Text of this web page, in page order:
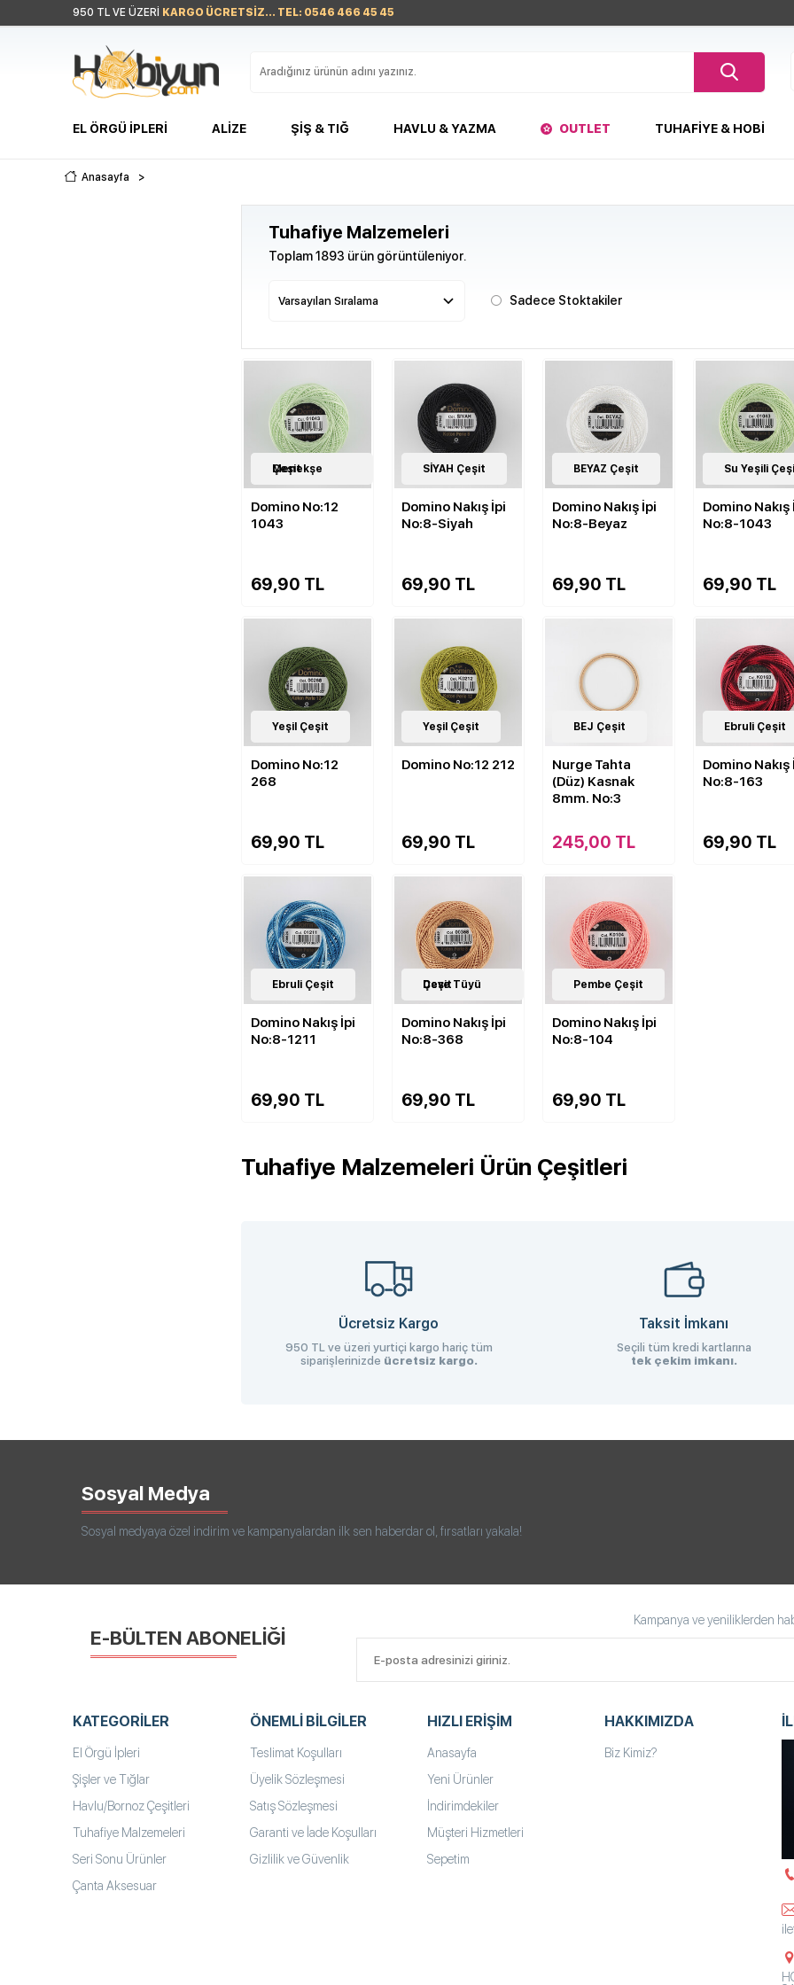
950 TL VE ÜZERİ KARGO ÜCRETSİZ... TEL: 0546 466 45 45
EL ÖRGÜ İPLERI ALIZE ŞIŞ & TIĞ HAVLU & YAZMA OUTLET TUHAFIYE & HOBI
Anasayfa >
Tuhafiye Malzemeleri
Toplam 1893 ürün görüntüleniyor.
Sadece Stoktakiler
143Çeşit
Menekşe Çeşit
Domino No:12
1043
69,90 TL
143Çeşit
SİYAH Çeşit
Domino Nakış İpi
No:8-Siyah
69,90 TL
143Çeşit
BEYAZ Çeşit
Domino Nakış İpi
No:8-Beyaz
69,90 TL
143Çeşit
Su Yeşili
Domino Nakış
No:8-1043
69,90 TL
143Çeşit
Yeşil Çeşit
Domino No:12
268
69,90 TL
143Çeşit
Yeşil Çeşit
Domino No:12 212
69,90 TL
7Çeşit
BEJ Çeşit
Nurge Tahta
(Düz) Kasnak
8mm. No:3
245,00 TL
143Çeşit
Ebruli Çeşit
Domino Nakış
No:8-163
69,90 TL
143Çeşit
Ebruli Çeşit
Domino Nakış İpi
No:8-1211
69,90 TL
143Çeşit
Deve Tüyü Çeşit
Domino Nakış İpi
No:8-368
69,90 TL
143Çeşit
Pembe Çeşit
Domino Nakış İpi
No:8-104
69,90 TL
Tuhafiye Malzemeleri Ürün Çeşitleri
Ücretsiz Kargo
950 TL ve üzeri yurtiçi kargo hariç tüm
siparişlerinizde ücretsiz kargo.
Taksit İmkanı
Seçili tüm kredi kartlarına
tek çekim imkanı.
Sosyal Medya
Sosyal medyaya özel indirim ve kampanyalardan ilk sen haberdar ol, fırsatları yakala!
E-BÜLTEN ABONELİĞİ
Kampanya ve yeniliklerden
KATEGORILER
El Örgü İpleri
Şişler ve Tığlar
Havlu/Bornoz Çeşitleri
Tuhafiye Malzemeleri
Seri Sonu Ürünler
Çanta Aksesuar
ÖNEMLI BILGILER
Teslimat Koşulları
Üyelik Sözleşmesi
Satış Sözleşmesi
Garanti ve İade Koşulları
Gizlilik ve Güvenlik
HIZLI ERIŞIM
Anasayfa
Yeni Ürünler
İndirimdekiler
Müşteri Hizmetleri
Sepetim
HAKKIMIZDA
Biz Kimiz?